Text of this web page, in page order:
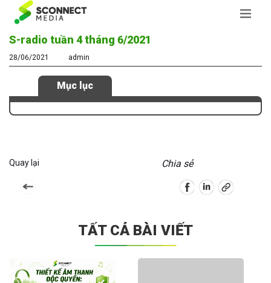
S-radio tuần 4 tháng 6/2021
28/06/2021 admin
Mục lục
Quay lại Chia sẻ
TẤT CẢ BÀI VIẾT